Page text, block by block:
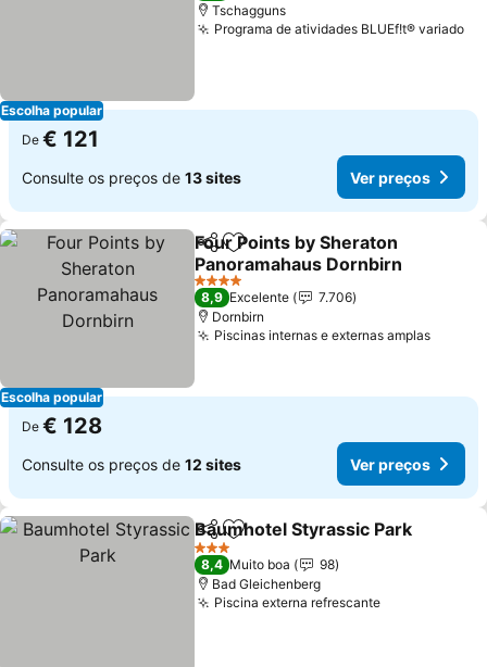
Escolha popular
Tschagguns
Programa de atividades BLUEf!t® variado
De € 121
Consulte os preços de 13 sites Ver preços
Escolha popular
PartilharAdicionar aos favoritos
Four Points by Sheraton
Panoramahaus Dornbirn
Ver preços
4 Estrelas
8,9 Excelente
7.706
Dornbirn
Piscinas internas e externas amplasVer
De € 128
Consulte os preços de 12 sites Ver preços
PartilharAdicionar aos favoritos
Baumhotel Styrassic Park
3 Estrelas
8,4 Muito boa
98
Bad Gleichenberg
Piscina externa refrescanteVer preços